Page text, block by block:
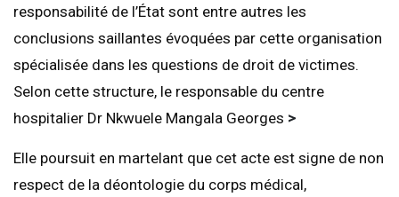
responsabilité de l’État sont entre autres les
conclusions saillantes évoquées par cette organisation
spécialisée dans les questions de droit de victimes.
Selon cette structure, le responsable du centre
hospitalier Dr Nkwuele Mangala Georges >
Elle poursuit en martelant que cet acte est signe de non
respect de la déontologie du corps médical,